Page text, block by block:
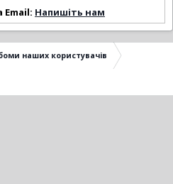
Email: Напишіть нам
наших користувачів